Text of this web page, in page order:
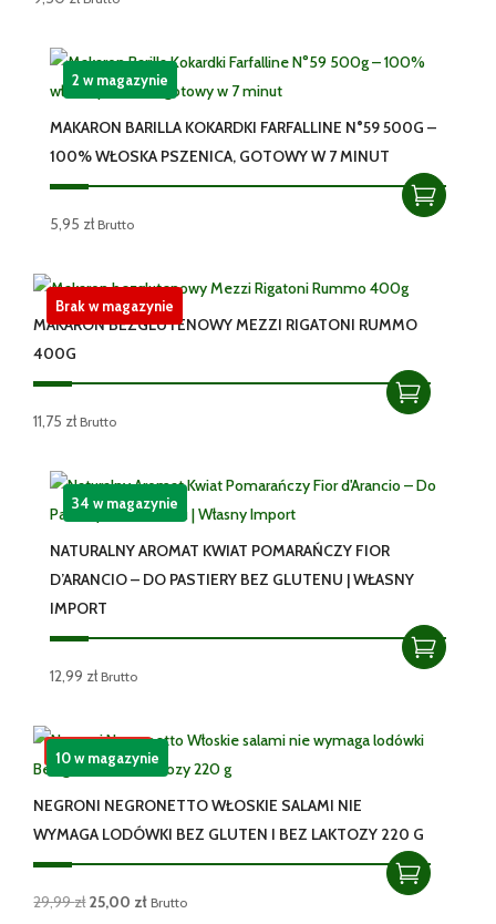
MAKARON BARILLA KOKARDKI FARFALLINE N°59 500G –
100% WŁOSKA PSZENICA, GOTOWY W 7 MINUT
5,95 zł Brutto
2 w magazynie
MAKARON BEZGLUTENOWY MEZZI RIGATONI RUMMO
400G
11,75 zł Brutto
Brak w magazynie
NATURALNY AROMAT KWIAT POMARAŃCZY FIOR
D’ARANCIO – DO PASTIERY BEZ GLUTENU | WŁASNY
IMPORT
12,99 zł Brutto
34 w magazynie
Promocja!
NEGRONI NEGRONETTO WŁOSKIE SALAMI NIE
WYMAGA LODÓWKI BEZ GLUTEN I BEZ LAKTOZY 220 G
29,99zł25,00 zł Brutto
10 w magazynie